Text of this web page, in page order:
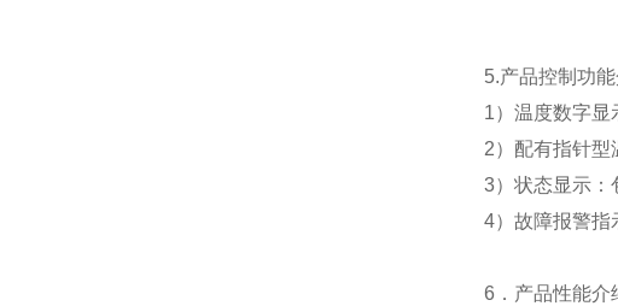
5.产品控制功能
1）温度数字显
2）配有指针型
3）状态显示：
4）故障报警指
6 ．产品性能介